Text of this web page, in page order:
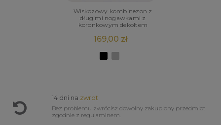
Wiskozowy kombinezon z
długimi nogawkami z
koronkowym dekoltem
169,00 zł
14 dni na zwrot
Bez problemu zwrócisz dowolny zakupiony przedmiot
zgodnie z regulaminem.